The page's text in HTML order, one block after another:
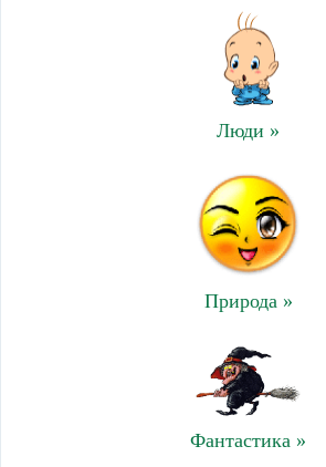
Люди »
Природа »
Фантастика »